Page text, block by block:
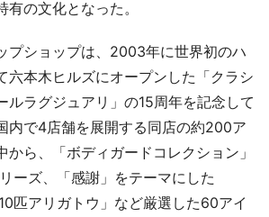
有の文化となった。
プショップは、2003年に世界初のハ
六本木ヒルズにオープンした「クラシ
ルラグジュアリ」の15周年を記念して
内で4店舗を展開する同店の約200ア
から、「ボディガードコレクション」
ーズ、「感謝」をテーマにした
匹アリガトウ」など厳選した60アイ